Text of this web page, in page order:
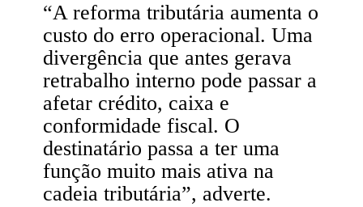
“A reforma tributária aumenta o
custo do erro operacional. Uma
divergência que antes gerava
retrabalho interno pode passar a
afetar crédito, caixa e
conformidade fiscal. O
destinatário passa a ter uma
função muito mais ativa na
cadeia tributária”, adverte.